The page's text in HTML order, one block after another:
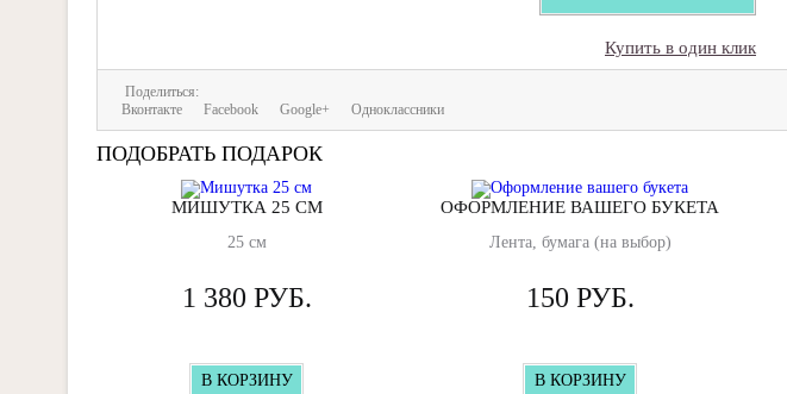
Купить в один клик
Поделиться:
Вконтакте
Facebook Google+ Одноклассники
ПОДОБРАТЬ ПОДАРОК
МИШУТКА 25 СМ
25 см
1 380 РУБ.
В КОРЗИНУ
ОФОРМЛЕНИЕ ВАШЕГО БУКЕТА
Лента, бумага (на выбор)
150 РУБ.
В КОРЗИНУ